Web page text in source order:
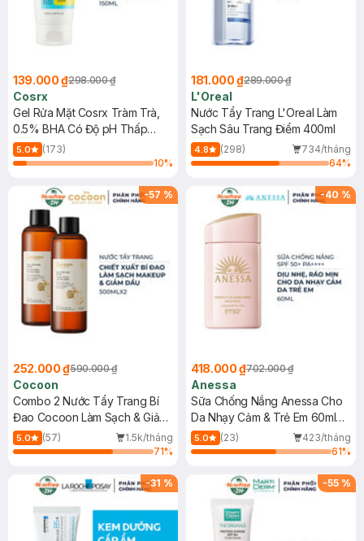
139.000 ₫298.000 ₫
Cosrx
Gel Rửa Mặt Cosrx Tràm Trà,
0.5% BHA Có Độ pH Thấp
150ml
5.0
(173)
10%
181.000 ₫289.000 ₫
L'Oreal
Nước Tẩy Trang L'Oreal Làm
Sạch Sâu Trang Điểm 400ml
4.8 (298)
734/tháng
64%
-57 %
252.000 ₫590.000 ₫
Cocoon
Combo 2 Nước Tẩy Trang Bí
Đao Cocoon Làm Sạch & Giảm
Dầu 500ml
5.0 (57)
1.5k/tháng
71%
-40 %
418.000 ₫702.000 ₫
Anessa
Sữa Chống Nắng Anessa Cho
Da Nhạy Cảm & Trẻ Em 60ml
(Mới)
5.0 (23)
423/tháng
61%
-31 % -55 %